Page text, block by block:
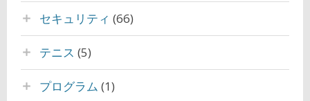
セキュリティ (66)
テニス (5)
プログラム (1)